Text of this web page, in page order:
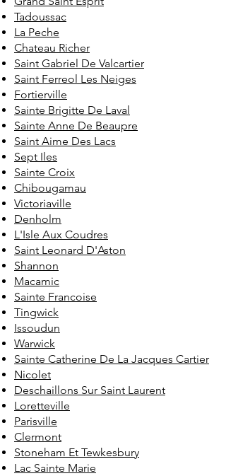
Tadoussac
La Peche
Chateau Richer
Saint Gabriel De Valcartier
Saint Ferreol Les Neiges
Fortierville
Sainte Brigitte De Laval
Sainte Anne De Beaupre
Saint Aime Des Lacs
Sept Iles
Sainte Croix
Chibougamau
Victoriaville
Denholm
L'Isle Aux Coudres
Saint Leonard D'Aston
Shannon
Macamic
Sainte Francoise
Tingwick
Issoudun
Warwick
Sainte Catherine De La Jacques Cartier
Nicolet
Deschaillons Sur Saint Laurent
Loretteville
Parisville
Clermont
Stoneham Et Tewkesbury
Lac Sainte Marie